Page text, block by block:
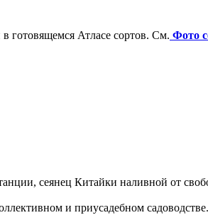
в готовящемся Атласе сортов. См. Фото
сеянец Китайки наливной от
и приусадебном садоводстве.